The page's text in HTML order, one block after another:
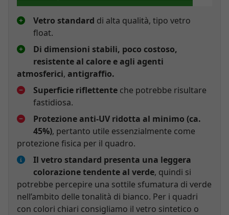
Vetro standard di alta qualità, tipo vetro
float.
Di dimensioni stabili, poco costoso,
resistente al calore e agli agenti
atmosferici, antigraffio.
Superficie riflettente che potrebbe risultare
fastidiosa.
Protezione anti-UV ridotta al minimo (ca.
45%), pertanto utile essenzialmente come
protezione fisica per il quadro.
Il vetro standard presenta una leggera
colorazione tendente al verde, quindi si
potrebbe percepire una sottile sfumatura di verde
nell’ambito delle tonalità di bianco. Per i quadri
con colori chiari consigliamo il vetro sintetico o